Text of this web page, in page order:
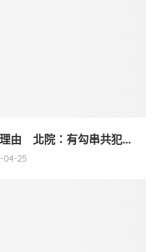
由 北院：有勾串共犯...
04-25